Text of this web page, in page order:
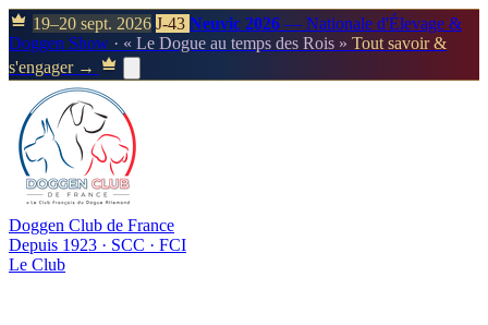
19–20 sept. 2026 J-43 Neuvic 2026 — Nationale d'Élevage &
Doggen Show · « Le Dogue au temps des Rois » Tout savoir &
s'engager →
Doggen Club de France
Depuis 1923 · SCC · FCI
Le Club